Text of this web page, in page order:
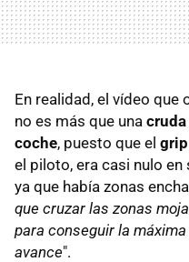
En realidad, el vídeo
no es más que una
coche, puesto que el grip
el piloto, era casi nulo
ya que había zonas
que cruzar las zonas
para conseguir la
avance".